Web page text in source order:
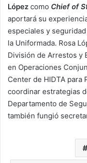
López como Chief of
aportará su
especiales y
la Uniformada. Rosa
División de Arrestos y
en Operaciones
Center de HIDTA para
coordinar estrategias
Departamento de
también fungió